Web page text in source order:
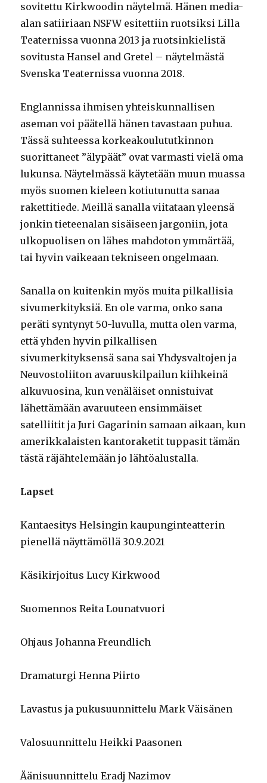
sovitettu Kirkwoodin näytelmä. Hänen media-
alan satiiriaan NSFW esitettiin ruotsiksi Lilla
Teaternissa vuonna 2013 ja ruotsinkielistä
sovitusta Hansel and Gretel – näytelmästä
Svenska Teaternissa vuonna 2018.
Englannissa ihmisen yhteiskunnallisen
aseman voi päätellä hänen tavastaan puhua.
Tässä suhteessa korkeakoulututkinnon
suorittaneet ”älypäät” ovat varmasti vielä oma
lukunsa. Näytelmässä käytetään muun muassa
myös suomen kieleen kotiutunutta sanaa
rakettitiede. Meillä sanalla viitataan yleensä
jonkin tieteenalan sisäiseen jargoniin, jota
ulkopuolisen on lähes mahdoton ymmärtää,
tai hyvin vaikeaan tekniseen ongelmaan.
Sanalla on kuitenkin myös muita pilkallisia
sivumerkityksiä. En ole varma, onko sana
peräti syntynyt 50-luvulla, mutta olen varma,
että yhden hyvin pilkallisen
sivumerkityksensä sana sai Yhdysvaltojen ja
Neuvostoliiton avaruuskilpailun kiihkeinä
alkuvuosina, kun venäläiset onnistuivat
lähettämään avaruuteen ensimmäiset
satelliitit ja Juri Gagarinin samaan aikaan, kun
amerikkalaisten kantoraketit tuppasit tämän
tästä räjähtelemään jo lähtöalustalla.
Lapset
Kantaesitys Helsingin kaupunginteatterin
pienellä näyttämöllä 30.9.2021
Käsikirjoitus Lucy Kirkwood
Suomennos Reita Lounatvuori
Ohjaus Johanna Freundlich
Dramaturgi Henna Piirto
Lavastus ja pukusuunnittelu Mark Väisänen
Valosuunnittelu Heikki Paasonen
Äänisuunnittelu Eradj Nazimov